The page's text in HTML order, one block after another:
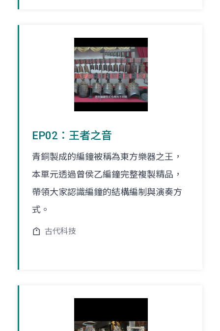
EP02：王者之音
青銅製成的編鐘被稱為東方樂器之王，
本單元透過曾侯乙編鐘完整複製精品，
帶領大家認識編鐘的結構編制與演奏方
式。
古代科技